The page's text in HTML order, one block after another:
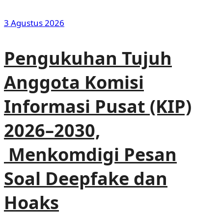
3 Agustus 2026
Pengukuhan Tujuh
Anggota Komisi
Informasi Pusat (KIP)
2026–2030,
Menkomdigi Pesan
Soal Deepfake dan
Hoaks